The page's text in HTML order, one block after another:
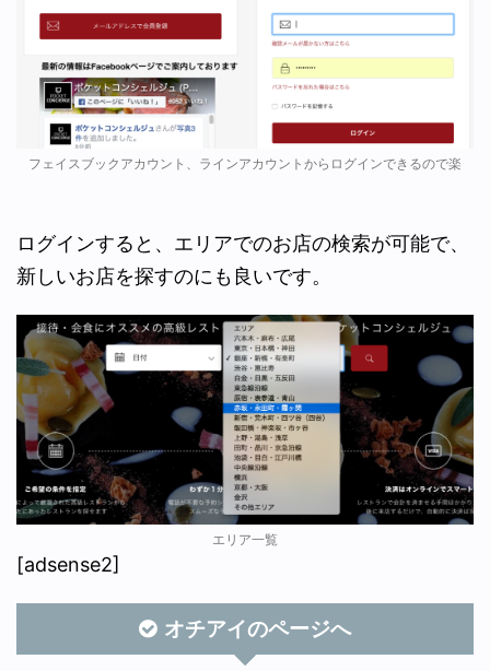
フェイスブックアカウント、ラインアカウントからログインできるので楽
ログインすると、エリアでのお店の検索が可能で、
新しいお店を探すのにも良いです。
エリア一覧
[adsense2]
オチアイのページへ